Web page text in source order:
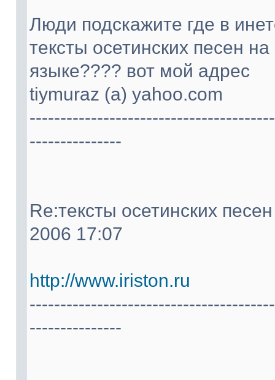
Люди подскажите где в
тексты осетинских песен
языке???? вот мой адрес
tiymuraz (а) yahoo.com
---------------
Re:тексты осетинских
2006 17:07
http://www.iriston.ru
---------------